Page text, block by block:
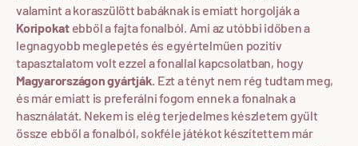
valamint a koraszülött babáknak is emiatt horgolják a
Koripokatebből a fajta fonalból. Ami az utóbbi időben a
legnagyobb meglepetés és egyértelműen pozitív
tapasztalatom volt ezzel a fonallal kapcsolatban, hogy
Magyarországon gyártják. Ezt a tényt nem rég tudtam meg,
és már emiatt is preferálni fogom ennek a fonalnak a
használatát. Nekem is elég terjedelmes készletem gyűlt
össze ebből a fonalból, sokféle játékot készítettem már